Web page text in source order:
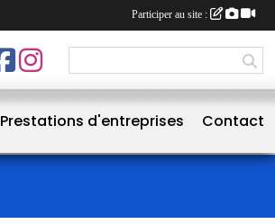
Prestations d'entreprises Contact
Participer au site :